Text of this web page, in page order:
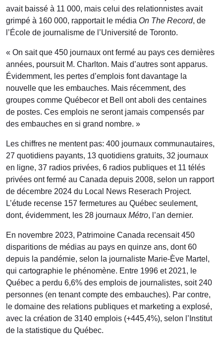
avait baissé à 11 000, mais celui des relationnistes avait
grimpé à 160 000, rapportait le média On The Record, de
l’École de journalisme de l’Université de Toronto.
« On sait que 450 journaux ont fermé au pays ces dernières
années, poursuit M. Charlton. Mais d’autres sont apparus.
Évidemment, les pertes d’emplois font davantage la
nouvelle que les embauches. Mais récemment, des
groupes comme Québecor et Bell ont aboli des centaines
de postes. Ces emplois ne seront jamais compensés par
des embauches en si grand nombre. »
Les chiffres ne mentent pas: 400 journaux communautaires,
27 quotidiens payants, 13 quotidiens gratuits, 32 journaux
en ligne, 37 radios privées, 6 radios publiques et 11 télés
privées ont fermé au Canada depuis 2008, selon un rapport
de décembre 2024 du Local News Reserach Project.
L’étude recense 157 fermetures au Québec seulement,
dont, évidemment, les 28 journaux Métro, l’an dernier.
En novembre 2023, Patrimoine Canada recensait 450
disparitions de médias au pays en quinze ans, dont 60
depuis la pandémie, selon la journaliste Marie-Ève Martel,
qui cartographie le phénomène. Entre 1996 et 2021, le
Québec a perdu 6,6% des emplois de journalistes, soit 240
personnes (en tenant compte des embauches). Par contre,
le domaine des relations publiques et marketing a explosé,
avec la création de 3140 emplois (+445,4%), selon l’Institut
de la statistique du Québec.